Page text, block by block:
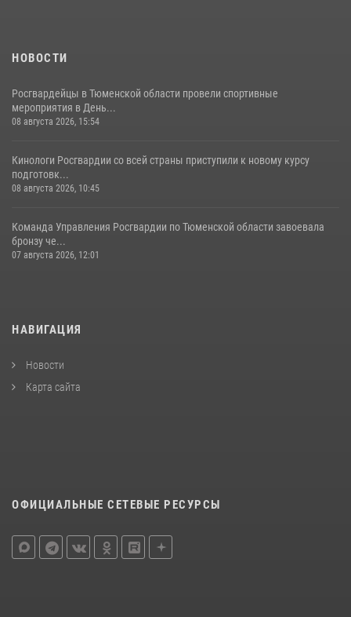
НОВОСТИ
Росгвардейцы в Тюменской области провели спортивные
мероприятия в День...
08 августа 2026, 15:54
Кинологи Росгвардии со всей страны приступили к новому курсу
подготовк...
08 августа 2026, 10:45
Команда Управления Росгвардии по Тюменской области завоевала
бронзу че...
07 августа 2026, 12:01
НАВИГАЦИЯ
Новости
Карта сайта
ОФИЦИАЛЬНЫЕ СЕТЕВЫЕ РЕСУРСЫ